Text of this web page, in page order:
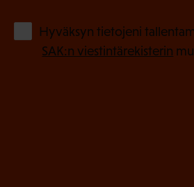
Hyväksyn tietojeni
SAK:n viestintärekisterin